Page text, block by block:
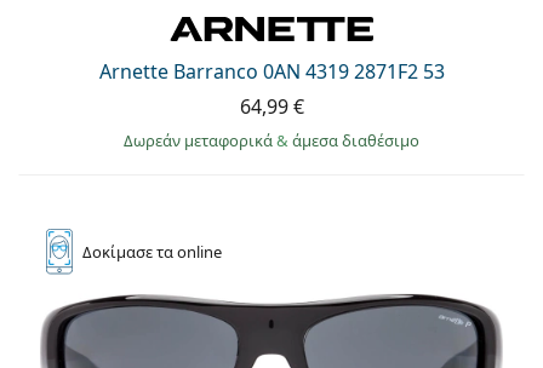
Arnette Barranco 0AN 4319 2871F2 53
64,99 €
Δωρεάν μεταφορικά& άμεσα διαθέσιμο
Δοκίμασετα online